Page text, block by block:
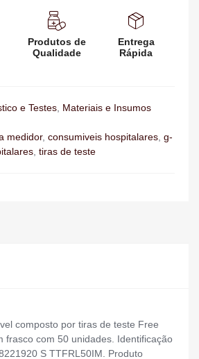
Produtos de
Qualidade
Entrega
Rápida
e Testes, Materiais e Insumos
medidor, consumiveis hospitalares, g-
, tiras de teste
composto por tiras de teste Free
frasco com 50 unidades. Identificação
S TTFRL50IM. Produto